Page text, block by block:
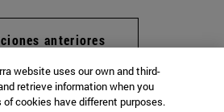
anteriores
website uses our own and third-
retrieve information when you
cookies have different purposes.